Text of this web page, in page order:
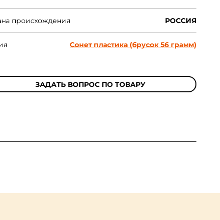
происхождения РОССИЯ
Сонет пластика (брусок 56 грамм)
ЗАДАТЬ ВОПРОС ПО ТОВАРУ